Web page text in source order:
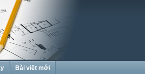
Bài viết mới